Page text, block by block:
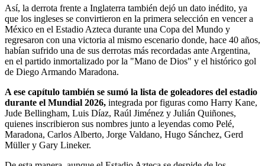
Así, la derrota frente a Inglaterra también dejó un dato inédito, ya
que los ingleses se convirtieron en la primera selección en vencer a
México en el Estadio Azteca durante una Copa del Mundo y
regresaron con una victoria al mismo escenario donde, hace 40 años,
habían sufrido una de sus derrotas más recordadas ante Argentina,
en el partido inmortalizado por la "Mano de Dios" y el histórico gol
de Diego Armando Maradona.
A ese capítulo también se sumó la lista de goleadores del estadio
durante el Mundial 2026, integrada por figuras como Harry Kane,
Jude Bellingham, Luis Díaz, Raúl Jiménez y Julián Quiñones,
quienes inscribieron sus nombres junto a leyendas como Pelé,
Maradona, Carlos Alberto, Jorge Valdano, Hugo Sánchez, Gerd
Müller y Gary Lineker.